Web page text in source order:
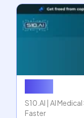
S10.AI | AI
Faster